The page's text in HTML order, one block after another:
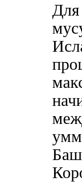
Для